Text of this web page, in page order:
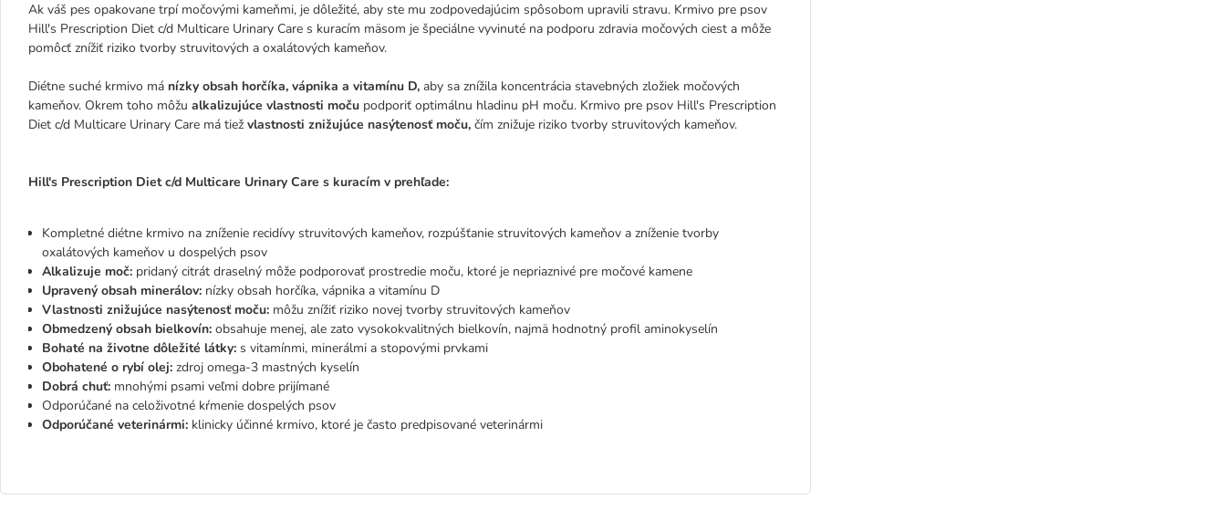
Ak váš pes opakovane trpí močovými kameňmi, je dôležité, aby ste mu zodpovedajúcim spôsobom upravili stravu. Krmivo pre psov
Hill's Prescription Diet c/d Multicare Urinary Care s kuracím mäsom je špeciálne vyvinuté na podporu zdravia močových ciest a môže
pomôcť znížiť riziko tvorby struvitových a oxalátových kameňov.
Diétne suché krmivo má nízky obsah horčíka, vápnika a vitamínu D, aby sa znížila koncentrácia stavebných zložiek močových
kameňov. Okrem toho môžu alkalizujúce vlastnosti moču podporiť optimálnu hladinu pH moču. Krmivo pre psov Hill's Prescription
Diet c/d Multicare Urinary Care má tiež vlastnosti znižujúce nasýtenosť moču, čím znižuje riziko tvorby struvitových kameňov.
Hill's Prescription Diet c/d Multicare Urinary Care s kuracím v prehľade:
Kompletné diétne krmivo na zníženie recidívy struvitových kameňov, rozpúšťanie struvitových kameňov a zníženie tvorby
oxalátových kameňov u dospelých psov
Alkalizuje moč: pridaný citrát draselný môže podporovať prostredie moču, ktoré je nepriaznivé pre močové kamene
Upravený obsah minerálov: nízky obsah horčíka, vápnika a vitamínu D
Vlastnosti znižujúce nasýtenosť moču: môžu znížiť riziko novej tvorby struvitových kameňov
Obmedzený obsah bielkovín: obsahuje menej, ale zato vysokokvalitných bielkovín, najmä hodnotný profil aminokyselín
Bohaté na životne dôležité látky: s vitamínmi, minerálmi a stopovými prvkami
Obohatené o rybí olej: zdroj omega-3 mastných kyselín
Dobrá chuť: mnohými psami veľmi dobre prijímané
Odporúčané na celoživotné kŕmenie dospelých psov
Odporúčané veterinármi: klinicky účinné krmivo, ktoré je často predpisované veterinármi